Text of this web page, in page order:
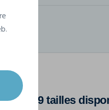
9 tailles